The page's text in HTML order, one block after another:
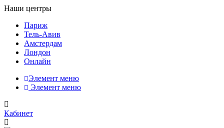
Наши центры
Париж
Тель-Авив
Амстердам
Лондон
Онлайн
Элемент меню
Элемент меню
Кабинет